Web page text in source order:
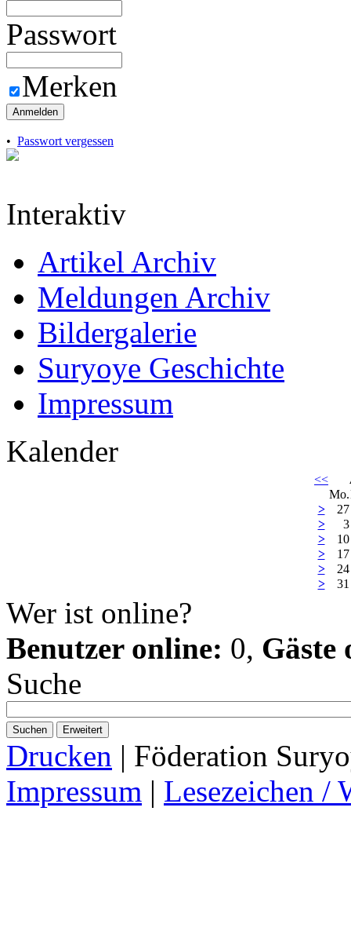
Passwort
Merken
Anmelden
• Passwort vergessen
Interaktiv
Artikel Archiv
Meldungen Archiv
Bildergalerie
Suryoye Geschichte
Impressum
Kalender
<<
Mo.
>
27
>
3
>
10
>
17
>
24
>
31
Wer ist online?
Benutzer online: 0, Gäste
Suche
Suchen Erweitert
Drucken | Föderation
Impressum | Lesezeichen /